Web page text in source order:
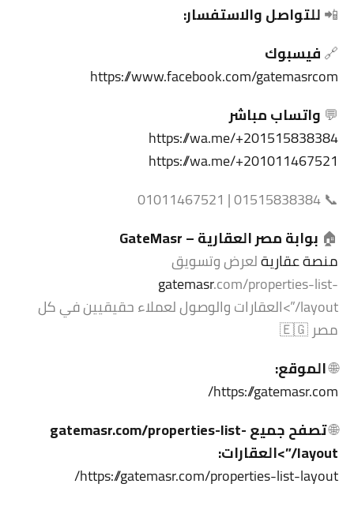
📲للتواصل والاستفسار:
🔗فيسبوك
https://www.facebook.com/gatemasrcom
💬 واتساب مباشر
https://wa.me/+201515838384
https://wa.me/+201011467521
📞 01515838384 | 01011467521
🏠 بوابة مصر العقارية–
GateMasr
منصة عقاريةلعرض وتسويق
gatemasr.com/properties-list-
layout/”>العقارات والوصول لعملاء حقيقيين في كل
مصر 🇪🇬
🌐الموقع:
https://gatemasr.com/
🌐تصفح جميع gatemasr.com/properties-list-
layout/”>العقارات:
https://gatemasr.com/properties-list-layout/